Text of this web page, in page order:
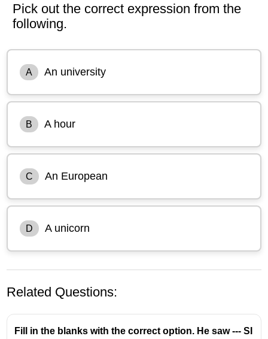
Pick out the correct expression from the
following.
A An university
B A hour
C An European
D A unicorn
Related Questions:
Fill in the blanks with the correct option. He saw --- SI